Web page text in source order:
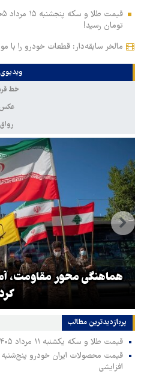
تومان رسید!
مالخر سابقه‌دار: قطعات خودرو را با
خط
عکس
رواق
هماهنگی محور مقاومت،
پربازدیدترین‌ مطالب
قیمت طلا و سکه یکشنبه ۱۱ مرداد ۱۴۰۵/ ریزش سنگین سکه امامی
افزایشی